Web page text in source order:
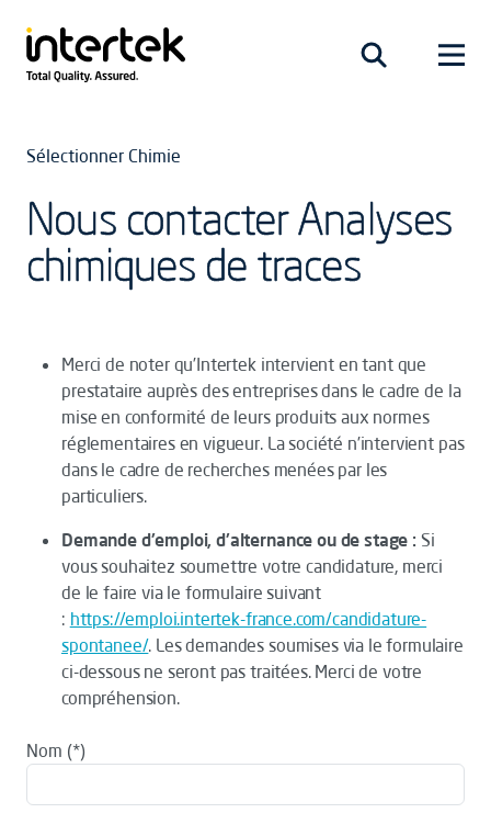
Sélectionner Chimie
Nous contacter Analyses
chimiques de traces
Merci de noter qu’Intertek intervient en tant que
prestataire auprès des entreprises dans le cadre de la
mise en conformité de leurs produits aux normes
réglementaires en vigueur. La société n’intervient pas
dans le cadre de recherches menées par les
particuliers.
Demande d'emploi, d'alternance ou de stage : Si
vous souhaitez soumettre votre candidature, merci
de le faire via le formulaire suivant
: https://emploi.intertek-france.com/candidature-
spontanee/. Les demandes soumises via le formulaire
ci-dessous ne seront pas traitées. Merci de votre
compréhension.
Nom